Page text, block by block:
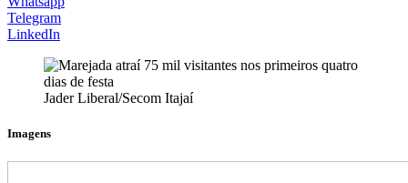
Telegram
LinkedIn
Jader Liberal/Secom Itajaí
Imagens